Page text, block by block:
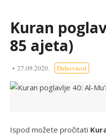
Kuran
85 ajeta)
27.09.2020. Duhovnost
Ispod možete pročitati